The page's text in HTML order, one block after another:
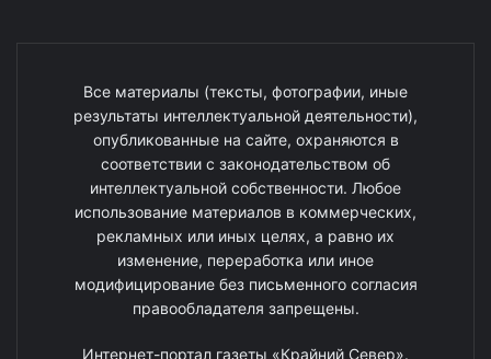
Все материалы (тексты, фотографии, иные
результаты интеллектуальной деятельности),
опубликованные на сайте, охраняются в
соответствии с законодательством об
интеллектуальной собственности. Любое
использование материалов в коммерческих,
рекламных или иных целях, а равно их
изменение, переработка или иное
модифицирование без письменного согласия
правообладателя запрещены.
Интернет-портал газеты «Крайний Север».